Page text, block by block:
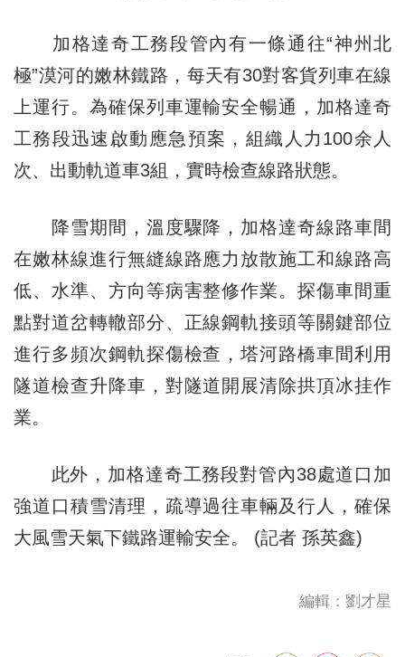
加格達奇工務段管內有一條通往“神州北
極”漠河的嫩林鐵路，每天有30對客貨列車在線
上運行。為確保列車運輸安全暢通，加格達奇
工務段迅速啟動應急預案，組織人力100余人
次、出動軌道車3組，實時檢查線路狀態。
降雪期間，溫度驟降，加格達奇線路車間
在嫩林線進行無縫線路應力放散施工和線路高
低、水準、方向等病害整修作業。探傷車間重
點對道岔轉轍部分、正線鋼軌接頭等關鍵部位
進行多頻次鋼軌探傷檢查，塔河路橋車間利用
隧道檢查升降車，對隧道開展清除拱頂冰挂作
業。
此外，加格達奇工務段對管內38處道口加
強道口積雪清理，疏導過往車輛及行人，確保
大風雪天氣下鐵路運輸安全。 (記者 孫英鑫)
編輯：劉才星